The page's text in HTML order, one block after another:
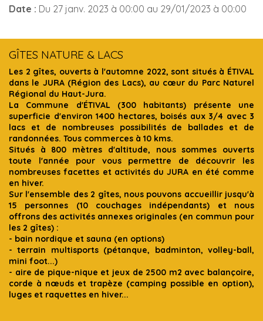
Date : Du 27 janv. 2023 à 00:00 au 29/01/2023 à 00:00
GÎTES NATURE & LACS
Les 2 gîtes, ouverts à l'automne 2022, sont situés à ÉTIVAL
dans le JURA (Région des Lacs), au cœur du Parc Naturel
Régional du Haut-Jura.
La Commune d'ÉTIVAL (300 habitants) présente une
superficie d'environ 1400 hectares, boisés aux 3/4 avec 3
lacs et de nombreuses possibilités de ballades et de
randonnées. Tous commerces à 10 kms.
Situés à 800 mètres d'altitude, nous sommes ouverts
toute l'année pour vous permettre de découvrir les
nombreuses facettes et activités du JURA en été comme
en hiver.
Sur l'ensemble des 2 gîtes, nous pouvons accueillir jusqu'à
15 personnes (10 couchages indépendants) et nous
offrons des activités annexes originales (en commun pour
les 2 gîtes) :
- bain nordique et sauna (en options)
- terrain multisports (pétanque, badminton, volley-ball,
mini foot...)
- aire de pique-nique et jeux de 2500 m2 avec balançoire,
corde à nœuds et trapèze (camping possible en option),
luges et raquettes en hiver...